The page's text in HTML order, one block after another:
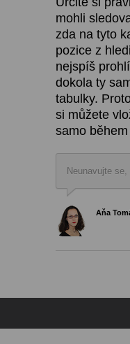
mohli
zda na tyto
pozice z
nejspíš
dokola ty
tabulky.
si můžete
samo
Neunavujte se,
Aňa